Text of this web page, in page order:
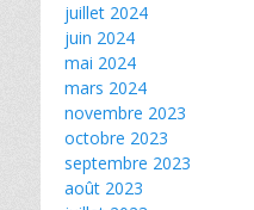
juillet 2024
juin 2024
mai 2024
mars 2024
novembre 2023
octobre 2023
septembre 2023
août 2023